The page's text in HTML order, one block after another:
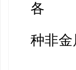
各
种非金